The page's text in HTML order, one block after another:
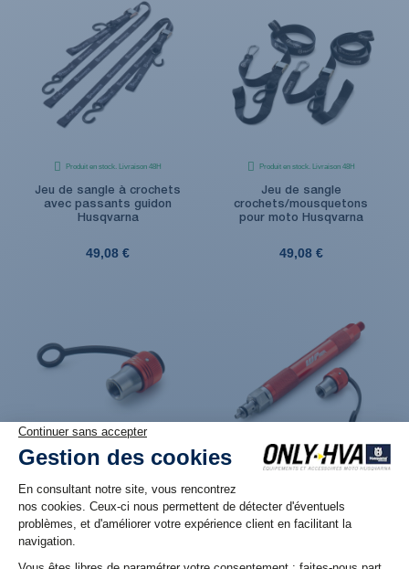
Produit en stock. Livraison 48H
Jeu de sangle à crochets
avec passants guidon
Husqvarna
49,08 €
Produit en stock. Livraison 48H
Jeu de sangle
crochets/mousquetons
pour moto Husqvarna
49,08 €
Produit en réassort. Livraison sous 6 jours
Raccord de fixation rapide
de fourche à air WP
Suspensions
Produit en réassort. Livraison sous 6 jours
pression de fourche à air
WP Suspensions